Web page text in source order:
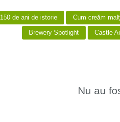
150 de ani de istorie Cum creăm
Brewery Spotlight Castle
Nu au